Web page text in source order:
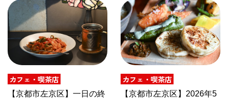
カフェ・喫茶店
【京都市左京区】一日の終
カフェ・喫茶店
【京都市左京区】2026年5